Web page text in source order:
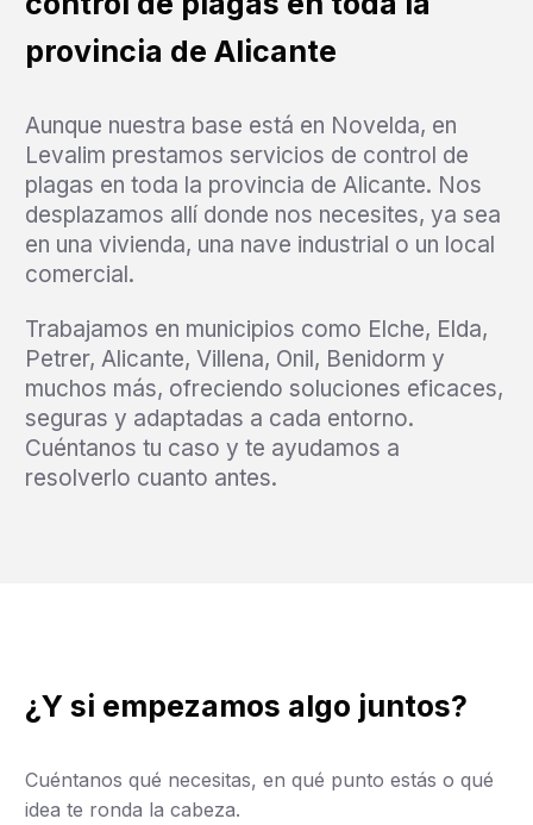
provincia de Alicante
Aunque nuestra base está en Novelda, en
Levalim prestamos servicios de control de
plagas en toda la provincia de Alicante. Nos
desplazamos allí donde nos necesites, ya sea
en una vivienda, una nave industrial o un local
comercial.
Trabajamos en municipios como Elche, Elda,
Petrer, Alicante, Villena, Onil, Benidorm y
muchos más, ofreciendo soluciones eficaces,
seguras y adaptadas a cada entorno.
Cuéntanos tu caso y te ayudamos a
resolverlo cuanto antes.
¿Y si empezamos algo juntos?
Cuéntanos qué necesitas, en qué punto estás o qué
idea te ronda la cabeza.